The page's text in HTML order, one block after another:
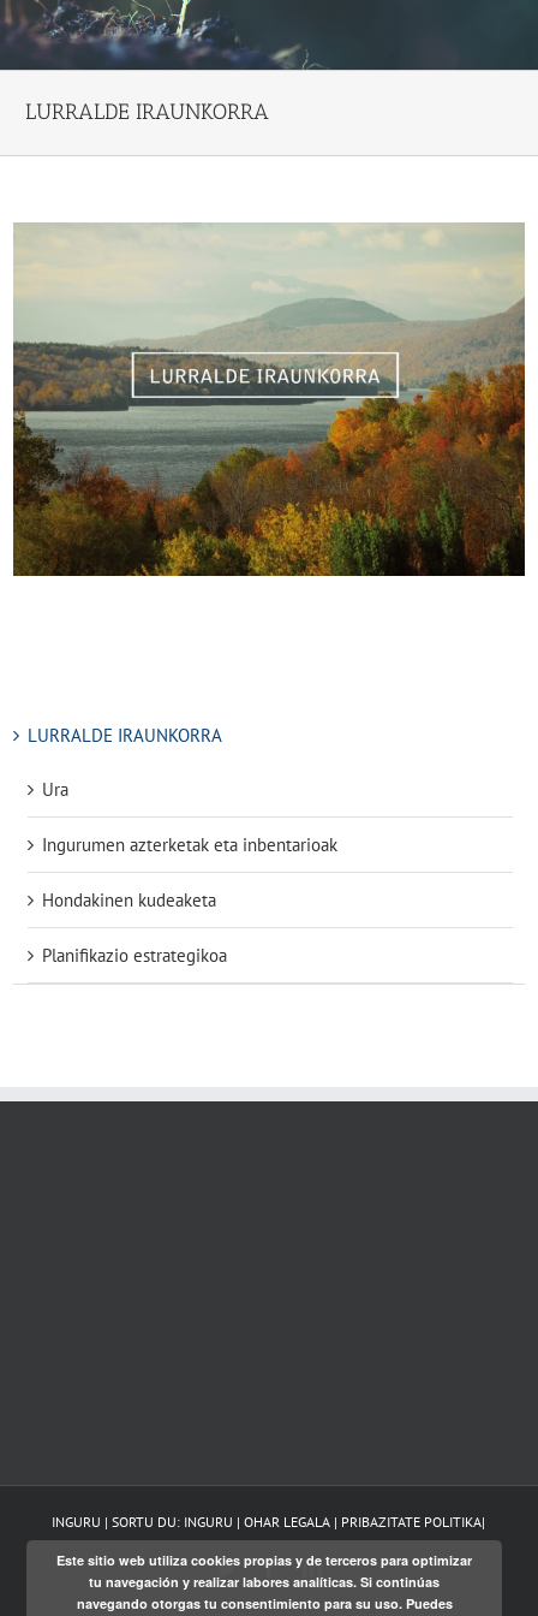
LURRALDE IRAUNKORRA
LURRALDE IRAUNKORRA
Ura
Ingurumen azterketak eta inbentarioak
Hondakinen kudeaketa
Planifikazio estrategikoa
INGURU | SORTU DU: INGURU |OHAR LEGALA | PRIBAZITATE POLITIKA|
TwitterFacebookLinkedIn
Este sitio web utiliza cookies propias y de terceros para optimizar
tu navegación y realizar labores analíticas. Si continúas
navegando otorgas tu consentimiento para su uso. Puedes